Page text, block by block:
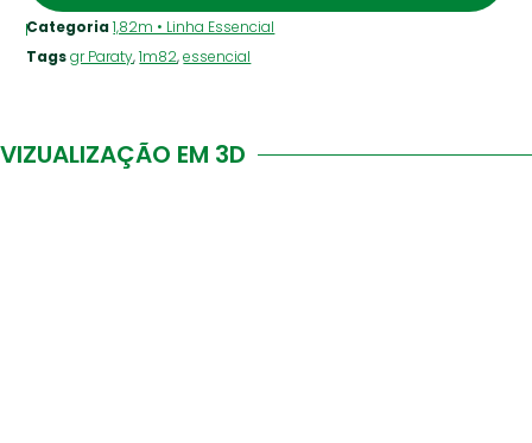
Categoria1,82m • Linha Essencial
Tagsgr Paraty,1m82,essencial
VIZUALIZAÇÃO EM 3D